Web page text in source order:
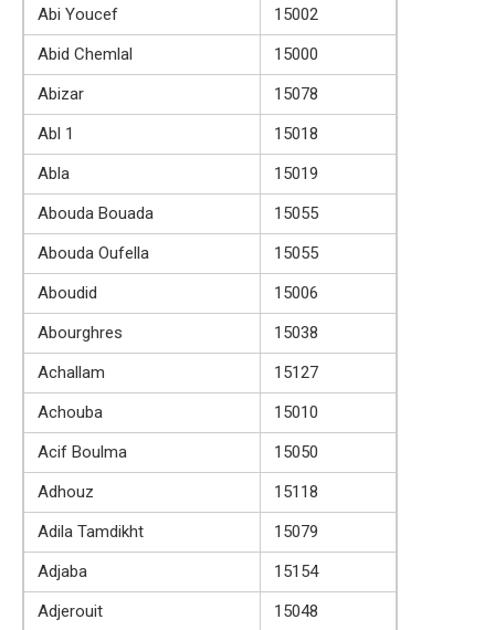
Abi Youcef
15002
Abid Chemlal
15000
Abizar
15078
Abl 1
15018
Abla
15019
Abouda Bouada
15055
Abouda Oufella
15055
Aboudid
15006
Abourghres
15038
Achallam
15127
Achouba
15010
Acif Boulma
15050
Adhouz
15118
Adila Tamdikht
15079
Adjaba
15154
Adjerouit
15048